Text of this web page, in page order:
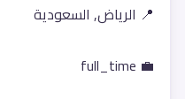
📍 الرياض, السعودية
💼 full_time